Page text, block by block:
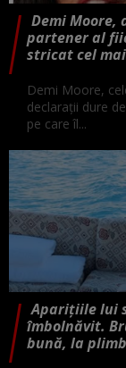
Demi
partener al
stricat cel
Demi Moore,
declarații dure
pe care îl...
Aparițiile lui
îmbolnăvit.
bună, la